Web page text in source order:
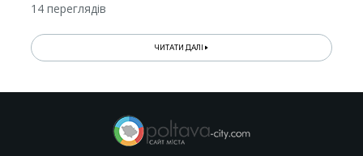
14 переглядів
ЧИТАТИ ДАЛІ